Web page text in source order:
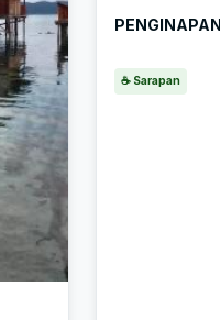
☕ Sarapan